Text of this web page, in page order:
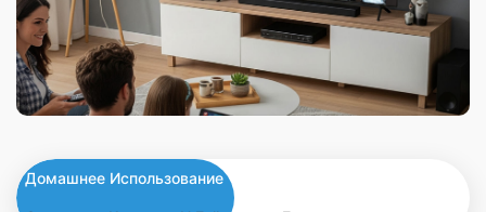
Домашнее Использование